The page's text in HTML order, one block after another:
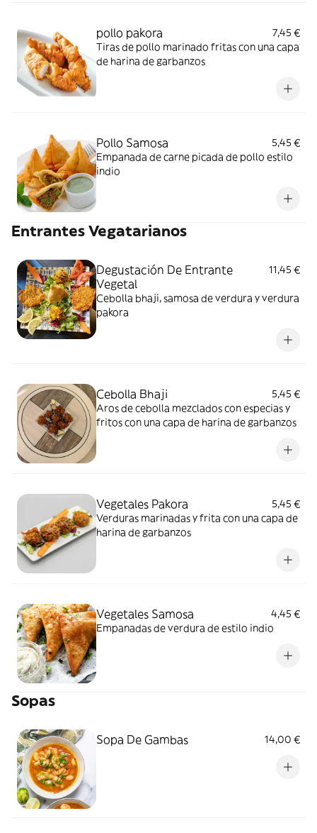
pollo pakora
7,45 €
Tiras de pollo marinado fritas con una capa
de harina de garbanzos
Pollo Samosa
5,45 €
Empanada de carne picada de pollo estilo
indio
Entrantes Vegatarianos
Degustación De Entrante
Vegetal
11,45 €
Cebolla bhaji, samosa de verdura y verdura
pakora
Cebolla Bhaji
5,45 €
Aros de cebolla mezclados con especias y
fritos con una capa de harina de garbanzos
Vegetales Pakora
5,45 €
Verduras marinadas y frita con una capa de
harina de garbanzos
Vegetales Samosa
4,45 €
Empanadas de verdura de estilo indio
Sopas
Sopa De Gambas 14,00 €